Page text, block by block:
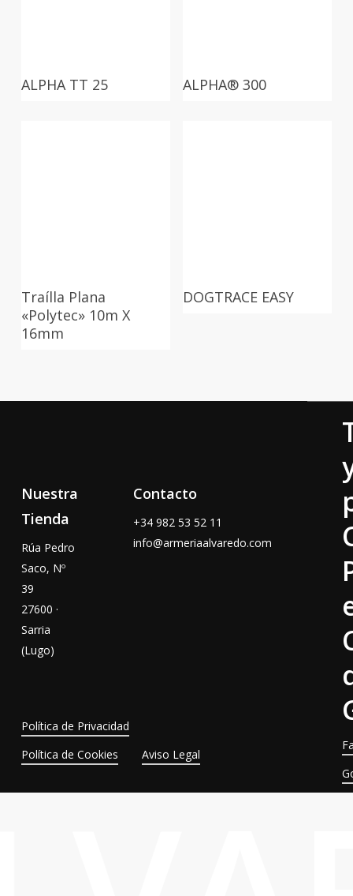
ALPHA TT 25 ALPHA® 300
Traílla Plana
«Polytec» 10m X
16mm
DOGTRACE EASY
Nuestra
Tienda
Rúa Pedro
Saco, Nº
39
27600 ·
Sarria
(Lugo)
Contacto
+34 982 53 52 11
info@armeriaalvaredo.com
Política de Privacidad
Política de Cookies
Aviso Legal